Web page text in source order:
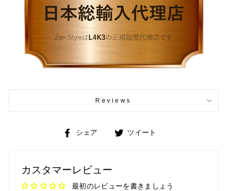
Reviews
シェア
Facebookツイート
ト
カスタマーレビュー
最初のレビューを書きましょう